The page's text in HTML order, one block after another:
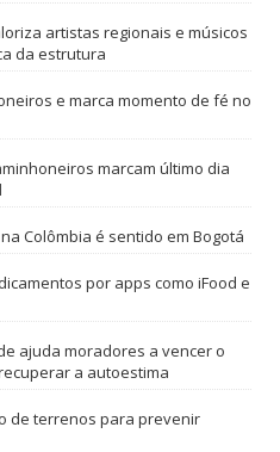
artistas regionais e músicos
da estrutura
e marca momento de fé no
marcam último dia
Colômbia é sentido em Bogotá
por apps como iFood e
ajuda moradores a vencer o
a autoestima
de terrenos para prevenir